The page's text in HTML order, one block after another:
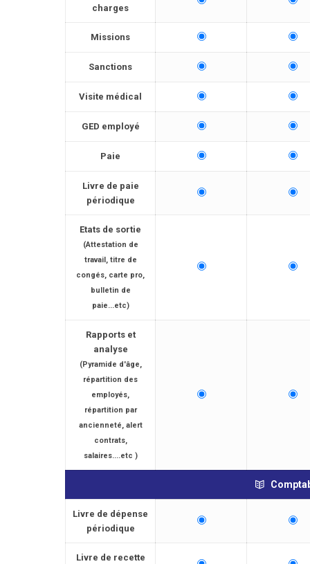
charges
Missions
Sanctions
Visite médical
GED employé
Paie
Livre de paie
périodique
Etats de sortie
(Attestation de
travail, titre de
congés, carte pro,
bulletin de
paie...etc)
Rapports et
analyse
(Pyramide d'âge,
répartition des
employés,
répartition par
ancienneté, alert
contrats,
salaires....etc )
Livre de dépense
périodique
Livre de recette